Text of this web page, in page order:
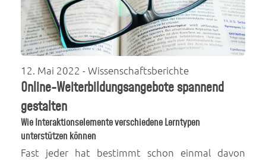
12. Mai 2022 - Wissenschaftsberichte
Online-Weiterbildungsangebote spannend
gestalten
Wie Interaktionselemente verschiedene Lerntypen
unterstützen können
Fast jeder hat bestimmt schon einmal davon